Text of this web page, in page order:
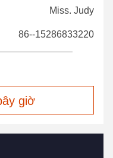
Miss. Judy
86--15286833220
giờ